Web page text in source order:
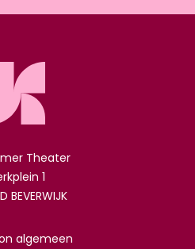
Theater
1
BEVERWIJK
algemeen